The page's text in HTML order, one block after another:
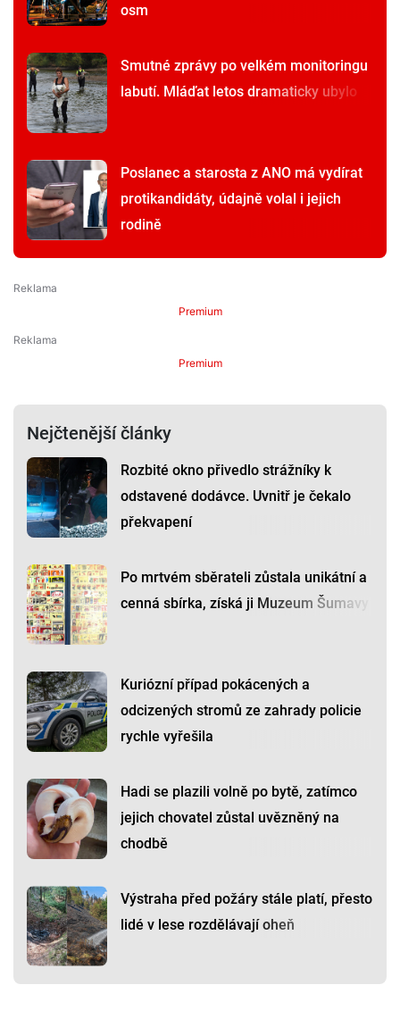
osm
Smutné zprávy po velkém monitoringu
labutí. Mláďat letos dramaticky ubylo
Poslanec a starosta z ANO má vydírat
protikandidáty, údajně volal i jejich
rodině
Premium
Premium
Nejčtenější články
Rozbité okno přivedlo strážníky k
odstavené dodávce. Uvnitř je čekalo
překvapení
Po mrtvém sběrateli zůstala unikátní a
cenná sbírka, získá ji Muzeum Šumavy
Kuriózní případ pokácených a
odcizených stromů ze zahrady policie
rychle vyřešila
Hadi se plazili volně po bytě, zatímco
jejich chovatel zůstal uvězněný na
chodbě
Výstraha před požáry stále platí, přesto
lidé v lese rozdělávají oheň